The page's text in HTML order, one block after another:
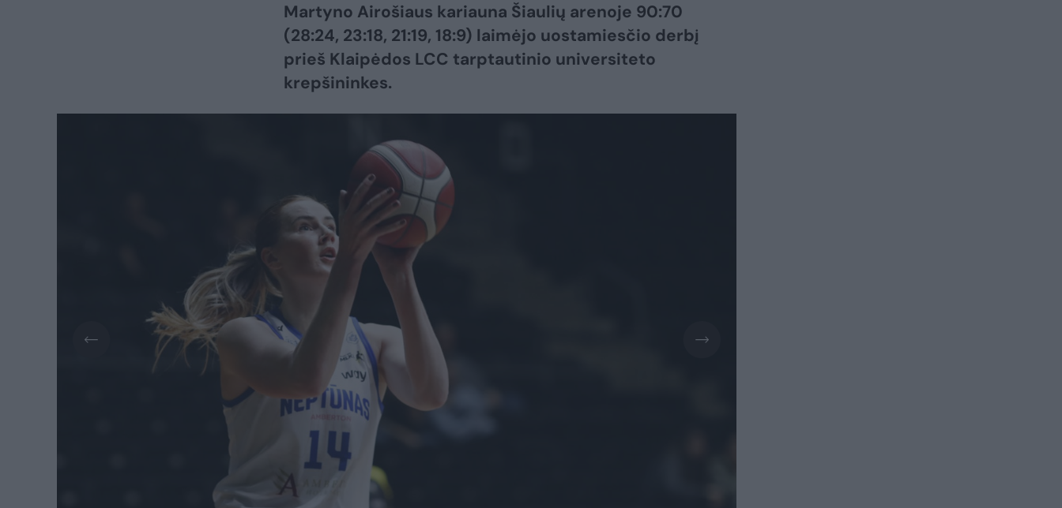
Martyno Airošiaus kariauna Šiaulių arenoje 90:70
(28:24, 23:18, 21:19, 18:9) laimėjo uostamiesčio derbį
prieš Klaipėdos LCC tarptautinio universiteto
krepšininkes.